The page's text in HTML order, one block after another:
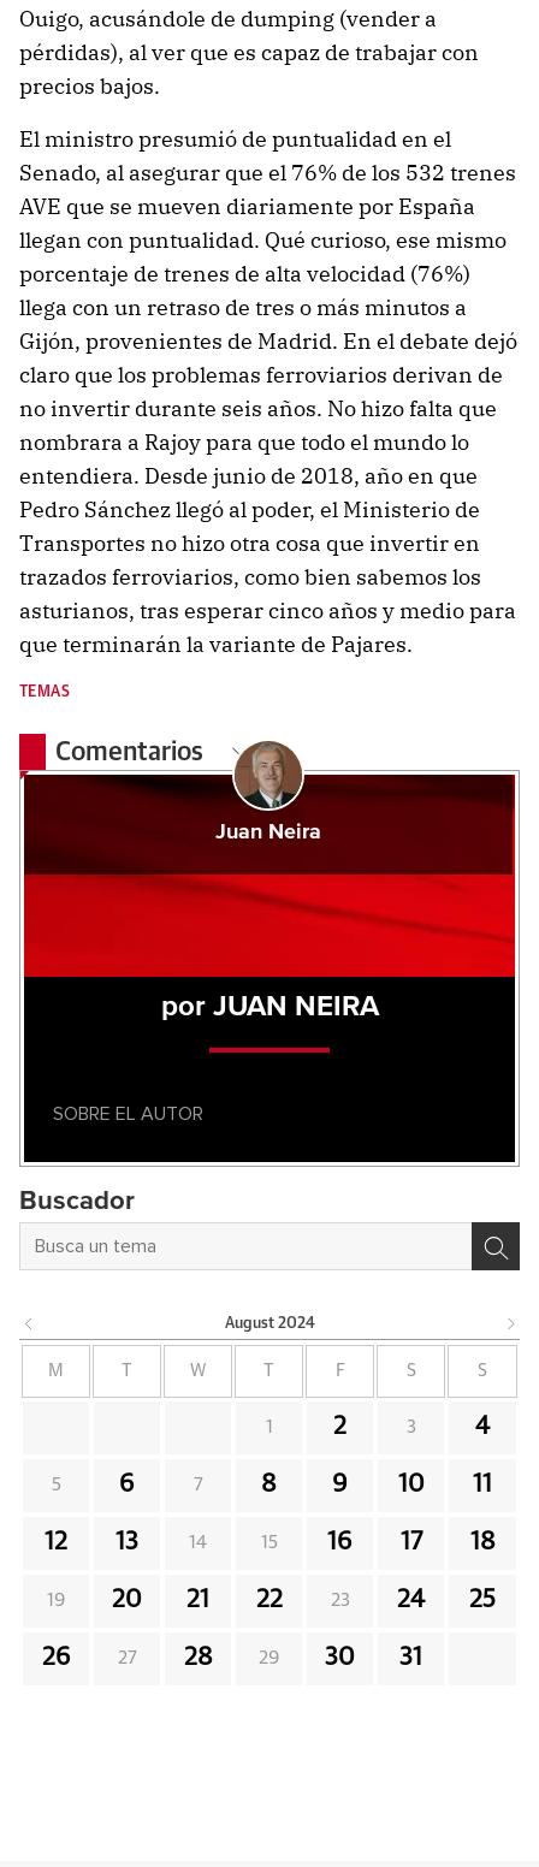
Ouigo, acusándole de dumping (vender a
pérdidas), al ver que es capaz de trabajar con
precios bajos.
El ministro presumió de puntualidad en el
Senado, al asegurar que el 76% de los 532 trenes
AVE que se mueven diariamente por España
llegan con puntualidad. Qué curioso, ese mismo
porcentaje de trenes de alta velocidad (76%)
llega con un retraso de tres o más minutos a
Gijón, provenientes de Madrid. En el debate dejó
claro que los problemas ferroviarios derivan de
no invertir durante seis años. No hizo falta que
nombrara a Rajoy para que todo el mundo lo
entendiera. Desde junio de 2018, año en que
Pedro Sánchez llegó al poder, el Ministerio de
Transportes no hizo otra cosa que invertir en
trazados ferroviarios, como bien sabemos los
asturianos, tras esperar cinco años y medio para
que terminarán la variante de Pajares.
TEMAS
Comentarios
Juan Neira
por JUAN NEIRA
SOBRE EL AUTOR
Buscador
August 2024
M W F S S
1 2 3 4
5 6 7 8 9 10 11
12 13 14 15 16 17 18
19 20 21 22 23 24 25
26 27 28 29 30 31